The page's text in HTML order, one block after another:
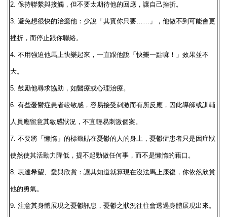
2. 保持聯繫與接觸，但不要太期待他的回應，讓自己挫折。
3. 避免想很快的治癒他：少說「其實你只要……」，他做不到可能會更
挫折，而停止跟你聯絡。
4. 不用強迫他馬上快樂起來，一直跟他說「快樂一點嘛！」效果並不
大。
5. 鼓勵他尋求協助，如醫療或心理治療。
6. 有些憂鬱症患者較敏感，容易接受刺激而有所反應，因此導師或訓輔
人員應留意其敏感狀況，不宜輕易刺激個案。
7. 不要將「懶惰」的標籤貼在憂鬱的人的身上，憂鬱症患者只是因症狀
使然使其活動力降低，提不起勁做任何事，而不是懶惰的藉口。
8. 表達希望、愛與欣賞：讓其知道就算現在沒法馬上康復，你依然欣賞
他的勇氣。
9. 注意其身體展現之憂鬱訊息，憂鬱之狀況往往會透過身體展現出來。